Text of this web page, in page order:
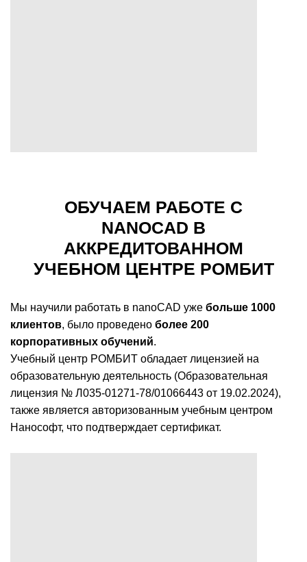
ОБУЧАЕМ РАБОТЕ С
NANOCAD В
АККРЕДИТОВАННОМ
УЧЕБНОМ ЦЕНТРЕ РОМБИТ
Мы научили работать в nanoCAD уже больше 1000
клиентов, было проведено более 200
корпоративных обучений.
Учебный центр РОМБИТ обладает лицензией на
образовательную деятельность (Образовательная
лицензия № Л035-01271-78/01066443 от 19.02.2024),
также является авторизованным учебным центром
Нанософт, что подтверждает сертификат.